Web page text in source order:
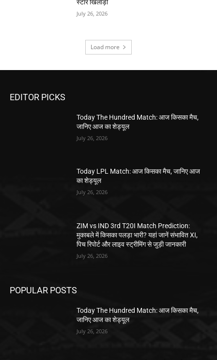
स्टार खिलाड़ी
July 26, 2026
Load more
EDITOR PICKS
Today The Hundred Match: आज किसका मैच,
जानिए आज का शेड्यूल
July 26, 2026
Today LPL Match: आज किसका मैच, जानिए आज
का शेड्यूल
July 26, 2026
ZIM vs IND 3rd T20I Match Prediction:
मुकाबले में किसका पलड़ा भारी? यहां जानें संभावित XI,
पिच रिपोर्ट और लाइव स्ट्रीमिंग से जुड़ी जानकारी
July 26, 2026
POPULAR POSTS
Today The Hundred Match: आज किसका मैच,
जानिए आज का शेड्यूल
July 26, 2026